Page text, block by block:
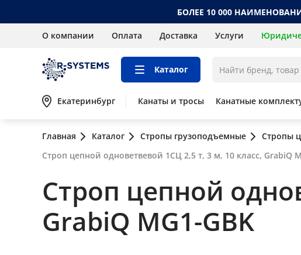
БОЛЕЕ 10 000
О компании Оплата Доставка Услуги
Каталог
Екатеринбург Канаты и тросы Канатные
Главная Каталог Стропы грузоподъемные Стропы
Строп цепной одноветвевой 1СЦ 2,5 т, 3 м, 10 класс, GrabiQ
Строп цепной
GrabiQ MG1-GBK